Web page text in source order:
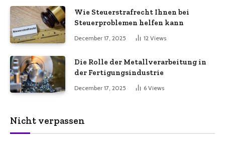
Wie Steuerstrafrecht Ihnen bei
Steuerproblemen helfen kann
December 17, 2025 12 Views
Die Rolle der Metallverarbeitung in
der Fertigungsindustrie
December 17, 2025 6 Views
Nicht verpassen